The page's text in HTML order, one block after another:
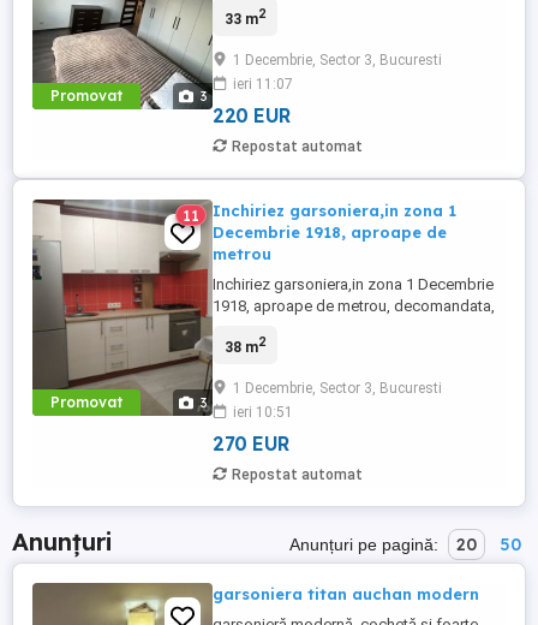
Promovat 3
, cu o suprafață de 33 mp , etaj 3 10. Situat
mijloacelor de transport . În zona se
regăsesc mai multe spații comerciale.
33 m2
1 Decembrie, Sector 3, Bucuresti
ieri 11:07
220 EUR
Repostat automat
Promovat 3
11
Inchiriez garsoniera,in zona 1
Decembrie 1918, aproape de
metrou
Inchiriez garsoniera,in zona 1 Decembrie
1918, aproape de metrou, decomandata,
transport in comun si numeroase puncte
accepta animale de companie
38 m2
1 Decembrie, Sector 3, Bucuresti
ieri 10:51
270 EUR
Repostat automat
Anunțuri Anunțuri pe pagină: 20 50
garsoniera titan auchan modern